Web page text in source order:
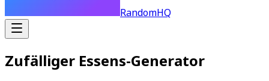
RandomHQ
Zufälliger Essens-Generator